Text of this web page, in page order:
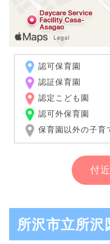
認可保育園
認証保育園
認定こども園
認可外保育園
保育園以外の子育
付
所沢市立所沢